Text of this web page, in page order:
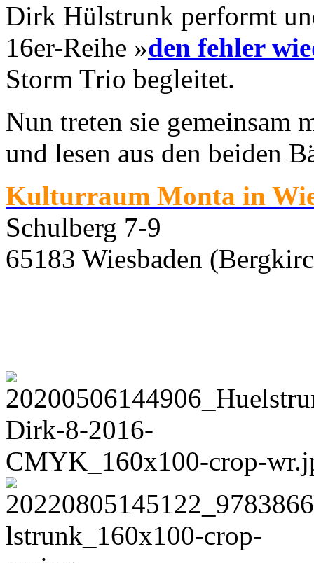
Dirk Hülstrunk performt
16er-Reihe »den fehler
Storm Trio begleitet.
Nun treten sie gemeinsam
und lesen aus den beiden
Kulturraum Monta in
Schulberg 7-9
65183 Wiesbaden